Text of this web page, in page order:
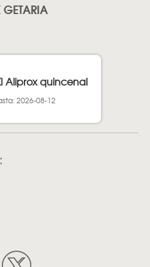
GETARIA
Aliprox quincenal
2026-08-12